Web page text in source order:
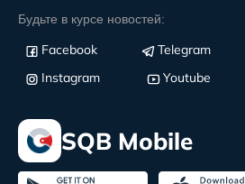
Будьте в курсе новостей:
Facebook
Telegram
Instagram
Youtube
SQB Mobile